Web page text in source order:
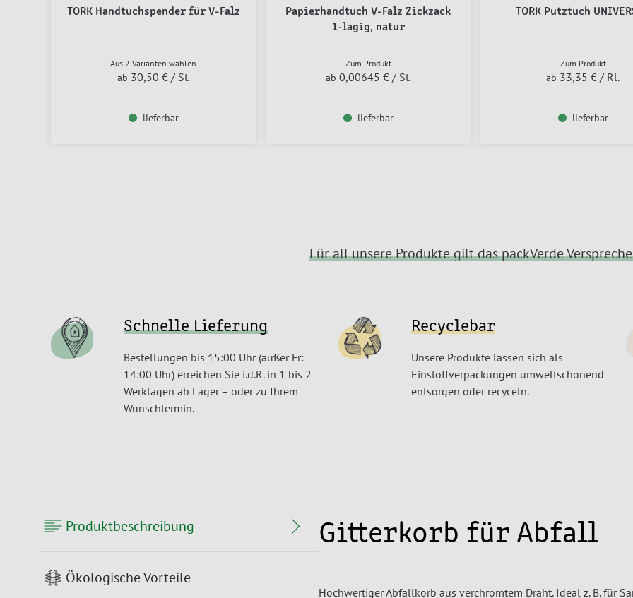
TORK Handtuchspender für V-Falz
Aus 2 Varianten wählen
ab 30,50 € / St.
lieferbar
Papierhandtuch V-Falz Zickzack
1-lagig, natur
Zum Produkt
ab 0,00645 € / St.
lieferbar
TORK Putztuch
Zum Produkt
ab 33,35 € / Rl.
lieferbar
Für all unsere Produkte gilt das packVerde
Schnelle Lieferung
Bestellungen bis 15:00 Uhr (außer Fr:
14:00 Uhr) erreichen Sie i.d.R. in 1 bis 2
Werktagen ab Lager – oder zu Ihrem
Wunschtermin.
Recyclebar
Unsere Produkte lassen sich als
Einstoffverpackungen umweltschonend
entsorgen oder recyceln.
Produktbeschreibung
Ökologische Vorteile
Gitterkorb für Abfall
Hochwertiger Abfallkorb aus verchromtem Draht. Ideal z. B. für